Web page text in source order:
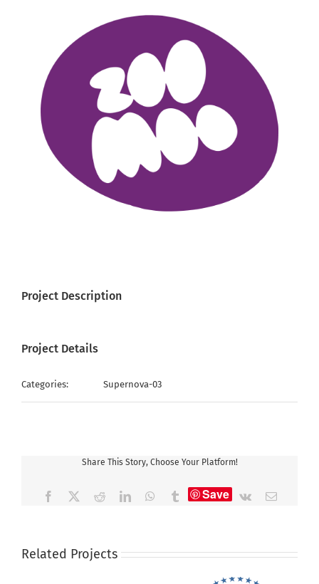
Project Description
Project Details
Categories: Supernova-03
Share This Story, Choose Your Platform!
Facebook RedditLinkedInWhatsApp
TumblrSave Vk Email
Related Projects